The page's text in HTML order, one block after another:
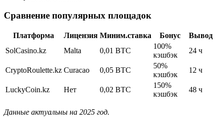
Сравнение популярных площадок
Платформа Лицензия Миним.ставка Бонус
Вывод
SolCasino.kz
Malta 0,01 BTC
100%
кэшбэк
24 ч
CryptoRoulette.kz Curacao 0,05 BTC
50%
кэшбэк
12 ч
LuckyCoin.kz Нет 0,02 BTC
150%
кэшбэк
48 ч
Данные актуальны на 2025 год.